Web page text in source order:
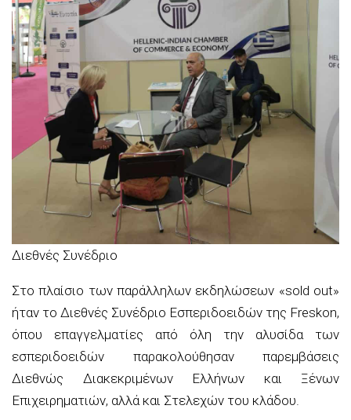
Διεθνές Συνέδριο
Στο πλαίσιο των παράλληλων εκδηλώσεων «sold out»
ήταν το Διεθνές Συνέδριο Εσπεριδοειδών της Freskon,
όπου επαγγελματίες από όλη την αλυσίδα των
εσπεριδοειδών παρακολούθησαν παρεμβάσεις
Διεθνώς Διακεκριμένων Ελλήνων και Ξένων
Επιχειρηματιών, αλλά και Στελεχών του κλάδου.